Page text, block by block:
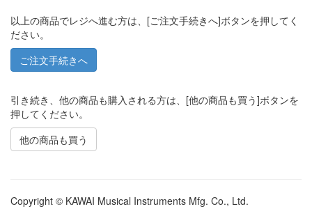
以上の商品でレジへ進む方は、[ご注文手続きへ]ボタンを押してく
ださい。
引き続き、他の商品も購入される方は、[他の商品も買う]ボタンを
押してください。
他の商品も買う
Copyright © KAWAI Musical Instruments Mfg. Co., Ltd.